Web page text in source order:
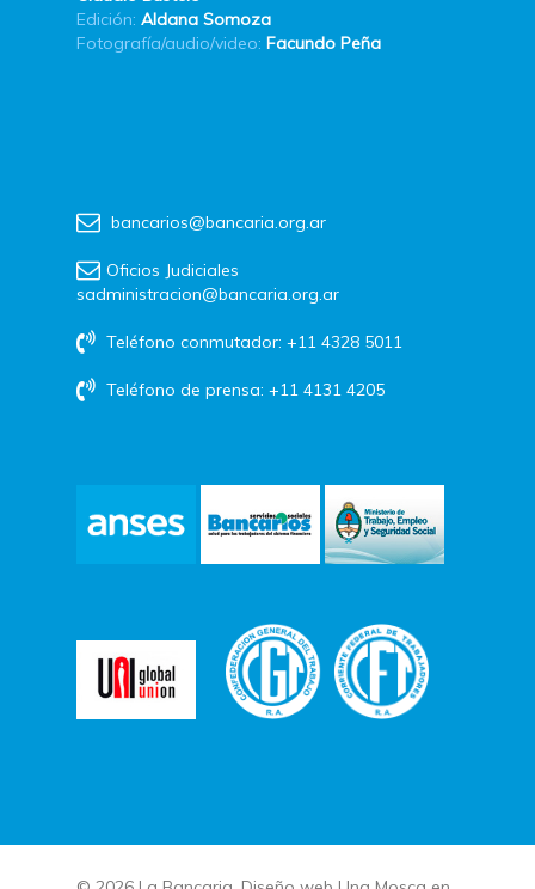
Edición: Aldana Somoza
Fotografía/audio/video: Facundo Peña
bancarios@bancaria.org.ar
Oficios Judiciales
sadministracion@bancaria.org.ar
Teléfono conmutador: +11 4328 5011
Teléfono de prensa: +11 4131 4205